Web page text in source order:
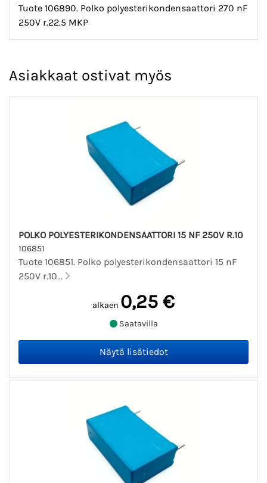
Tuote 106890. Polko polyesterikondensaattori 270 nF
250V r.22.5 MKP
Asiakkaat ostivat myös
POLKO POLYESTERIKONDENSAATTORI 15 NF 250V R.10
106851
Tuote 106851. Polko polyesterikondensaattori 15 nF
250V r.10...
alkaen 0,25 €
Saatavilla